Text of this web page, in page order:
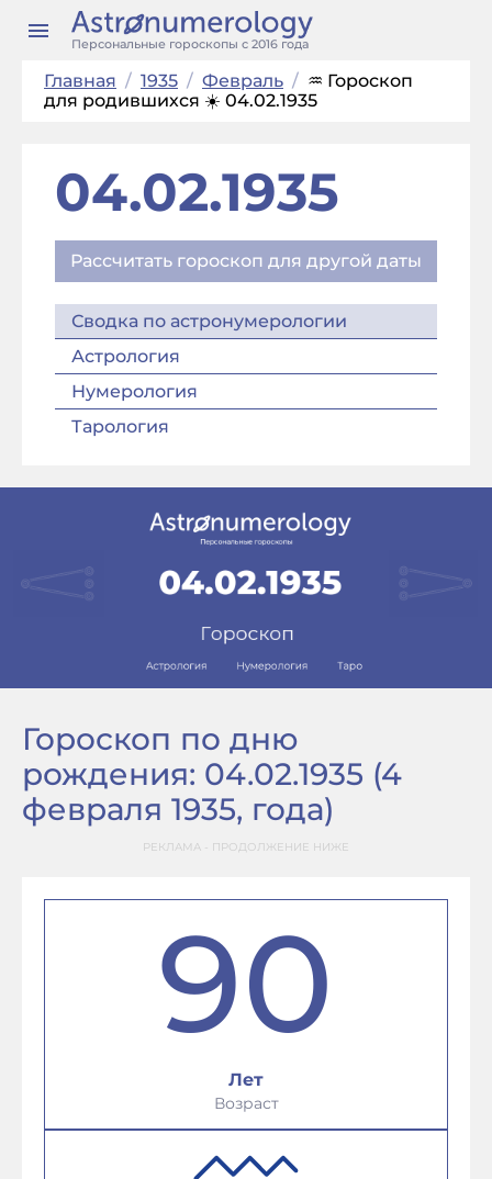
Персональные гороскопы с 2016 года
Главная / 1935 / Февраль / ♒ Гороскоп
для родившихся ☀️ 04.02.1935
04.02.1935
Рассчитать гороскоп для другой даты
Сводка по астронумерологии
Астрология
Нумерология
Тарология
Гороскоп по дню
рождения: 04.02.1935 (4
февраля 1935, года)
РЕКЛАМА - ПРОДОЛЖЕНИЕ НИЖЕ
90
Лет
Возраст